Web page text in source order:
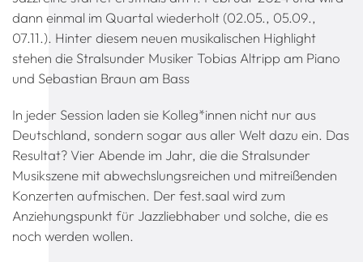
dann einmal im Quartal wiederholt (02.05., 05.09.,
07.11.). Hinter diesem neuen musikalischen Highlight
stehen die Stralsunder Musiker Tobias Altripp am Piano
und Sebastian Braun am Bass
In jeder Session laden sie Kolleg*innen nicht nur aus
Deutschland, sondern sogar aus aller Welt dazu ein. Das
Resultat? Vier Abende im Jahr, die die Stralsunder
Musikszene mit abwechslungsreichen und mitreißenden
Konzerten aufmischen. Der fest.saal wird zum
Anziehungspunkt für Jazzliebhaber und solche, die es
noch werden wollen.